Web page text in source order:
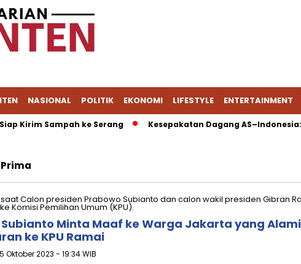
NASIONAL POLITIK EKONOMI LIFESTYLE ENTERTAINMENT
Kirim Sampah ke Serang Kesepakatan Dagang AS–Indonesia:
Minta Maaf ke Warga Jakarta yang
ke KPU Ramai
Oktober 2023 - 19:34 WIB